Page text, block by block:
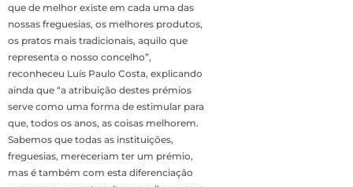
que de melhor existe em cada uma das
nossas freguesias, os melhores produtos,
os pratos mais tradicionais, aquilo que
representa o nosso con­celho”,
reconheceu Luís Paulo Costa, explicando
ainda que “a atribuição destes prémios
serve como uma forma de esti­mular para
que, todos os anos, as coisas melhorem.
Sabemos que todas as in­stituições,
freguesias, me­receriam ter um prémio,
mas é também com esta diferenciação